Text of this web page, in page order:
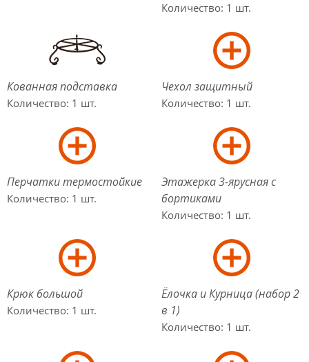
Количество: 1 шт.
Кованная подставка
Количество: 1 шт.
Чехол защитный
Количество: 1 шт.
Перчатки термостойкие
Количество: 1 шт.
Этажерка 3-ярусная с
бортиками
Количество: 1 шт.
Крюк большой
Количество: 1 шт.
Ёлочка и Курница (набор 2
в 1)
Количество: 1 шт.